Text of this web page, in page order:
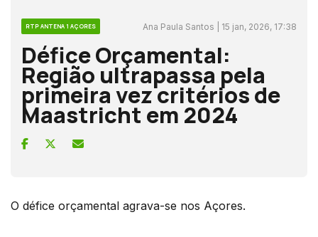
RTP ANTENA 1 AÇORES Ana Paula Santos | 15 jan, 2026, 17:38
Défice Orçamental:
Região ultrapassa pela
primeira vez critérios de
Maastricht em 2024
O défice orçamental agrava-se nos Açores.